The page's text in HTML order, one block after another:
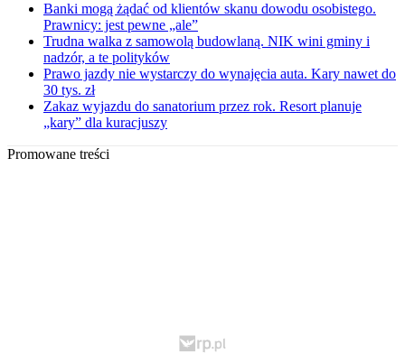
Banki mogą żądać od klientów skanu dowodu osobistego.
Prawnicy: jest pewne „ale”
Trudna walka z samowolą budowlaną. NIK wini gminy i
nadzór, a te polityków
Prawo jazdy nie wystarczy do wynajęcia auta. Kary nawet do
30 tys. zł
Zakaz wyjazdu do sanatorium przez rok. Resort planuje
„kary” dla kuracjuszy
Promowane treści